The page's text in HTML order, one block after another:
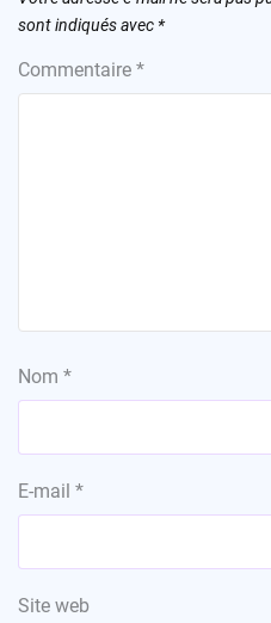
sont indiqués avec *
Commentaire *
Nom *
E-mail *
Site web